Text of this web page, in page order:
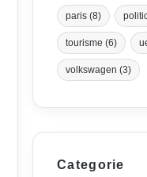
paris (8)
tourisme (6)
volkswagen (3)
Categorie